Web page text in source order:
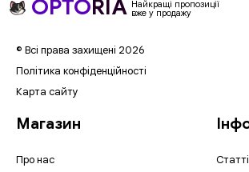
OPTORIA Найкращі пропозиції
вже у продажу
© Всі права захищені 2026
Політика конфіденційності
Карта сайту
Магазин
Про нас
Статті